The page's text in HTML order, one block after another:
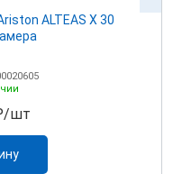
ALTEAS Х 30
шт